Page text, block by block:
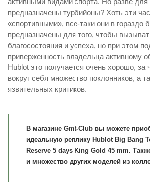
предназначены турбийоны? Хоть эти
«спортивными», все-таки они в гораздо
предназначены для того, чтобы
благосостояния и успеха, но при этом
приверженность владельца активному
Hublot это получается очень хорошо, за
вокруг себя множество поклонников, а
язвительных критиков.
В магазине Gmt-Club вы можете
идеальную реплику Hublot Big Bang
Reserve 5 days King Gold 45 mm.
и множество других моделей из